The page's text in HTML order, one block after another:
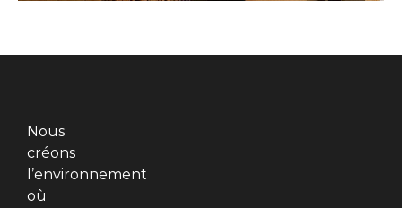
Nous
créons
l’environnement
où